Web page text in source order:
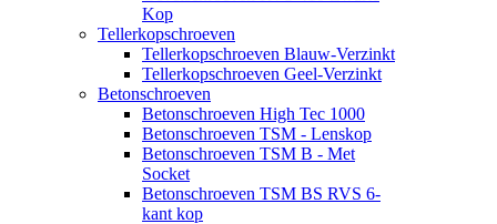
Kop
Tellerkopschroeven
Tellerkopschroeven Blauw-Verzinkt
Tellerkopschroeven Geel-Verzinkt
Betonschroeven
Betonschroeven High Tec 1000
Betonschroeven TSM - Lenskop
Betonschroeven TSM B - Met
Socket
Betonschroeven TSM BS RVS 6-
kant kop